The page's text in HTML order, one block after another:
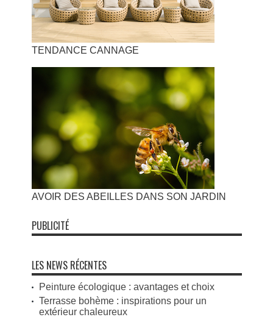
TENDANCE CANNAGE
AVOIR DES ABEILLES DANS SON JARDIN
PUBLICITÉ
LES NEWS RÉCENTES
Peinture écologique : avantages et choix
Terrasse bohème : inspirations pour un
extérieur chaleureux